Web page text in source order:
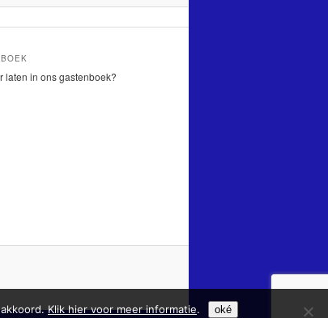
laten in ons gastenboek?
akkoord.Klik hier voor meer informatie. oké